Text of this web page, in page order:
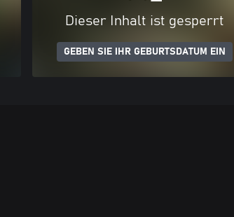
Dieser Inhalt ist gesperrt
GEBEN SIE IHR GEBURTSDATUM EIN